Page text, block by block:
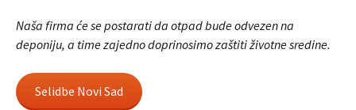
Naša firma će se postarati da otpad bude odvezen na
deponiju, a time zajedno doprinosimo zaštiti životne sredine.
Selidbe Novi Sad